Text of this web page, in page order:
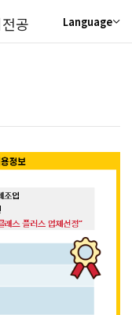
공 Language